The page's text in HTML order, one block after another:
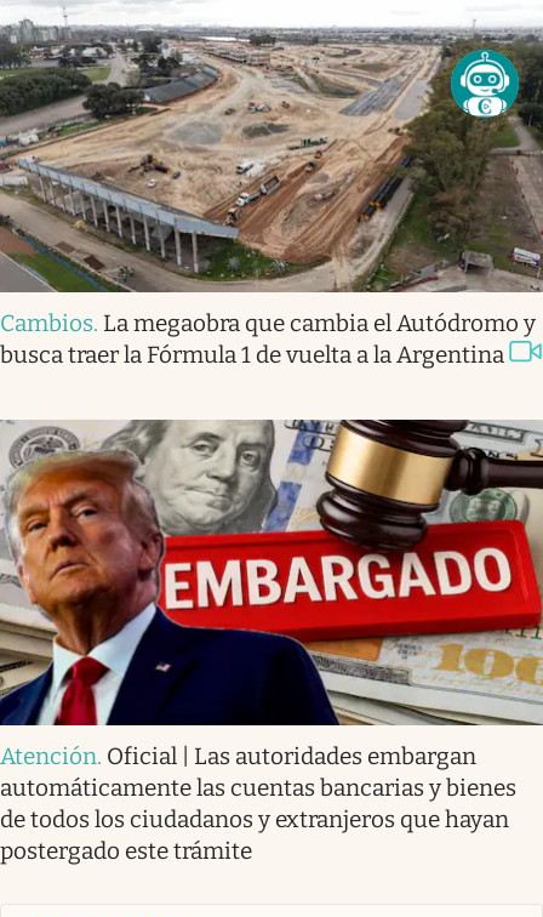
Cambios. La megaobra que cambia el Autódromo y
busca traer la Fórmula 1 de vuelta a la Argentina
Atención. Oficial | Las autoridades embargan
automáticamente las cuentas bancarias y bienes
de todos los ciudadanos y extranjeros que hayan
postergado este trámite